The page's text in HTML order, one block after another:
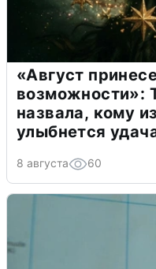
«Август
возможности»:
назвала, кому
улыбнется
8 августа 60